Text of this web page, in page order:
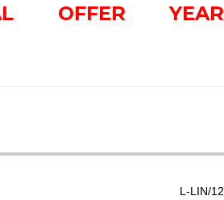
OFFER YEAR
L-LIN/12